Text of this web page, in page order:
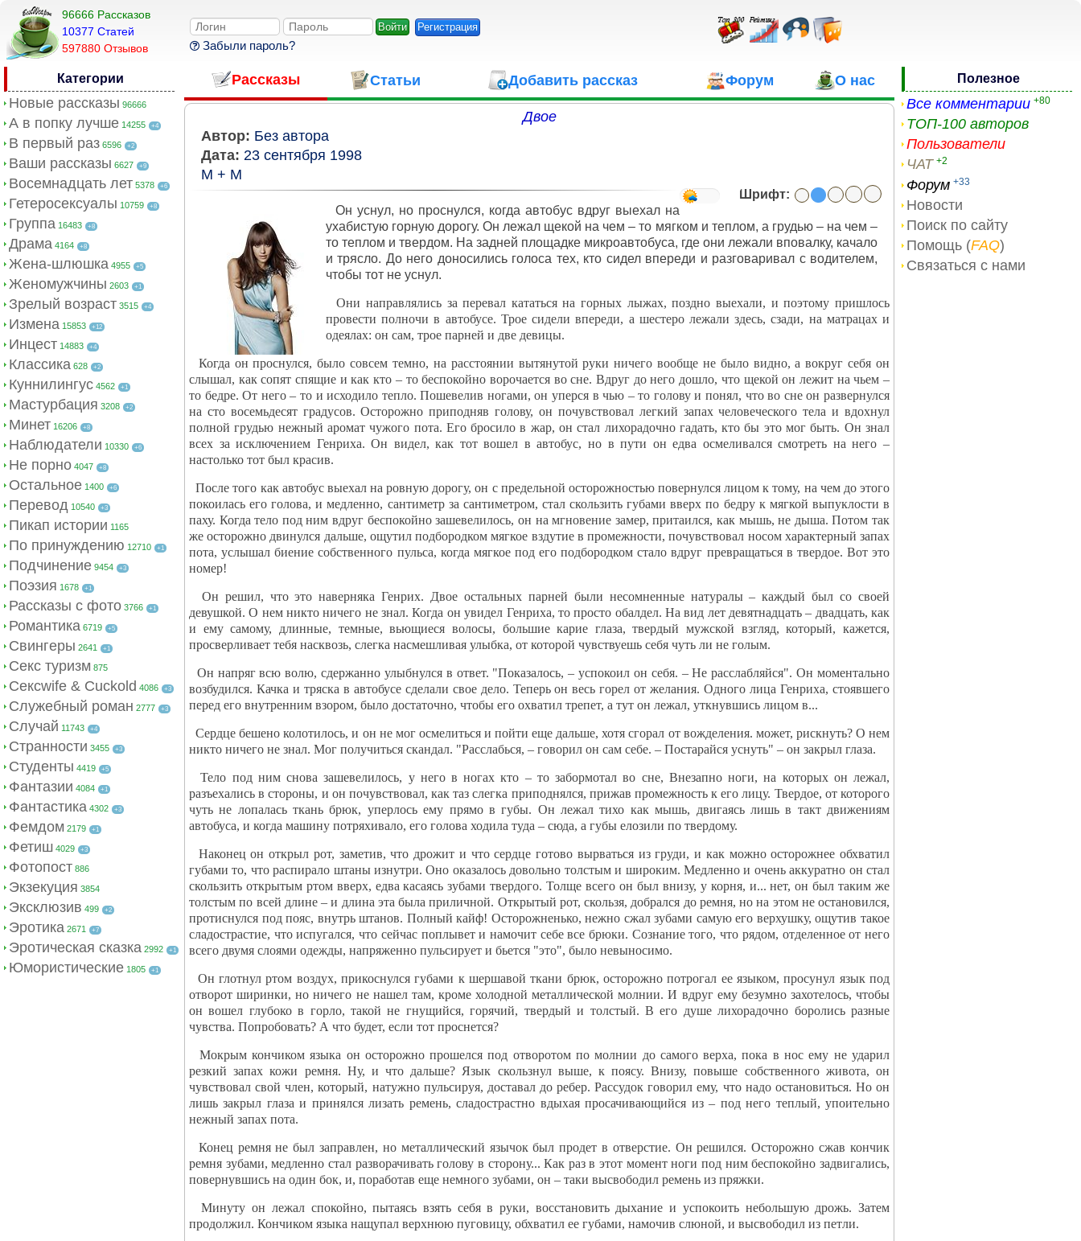
96666 Рассказов
10377 Cтатей
597880 Отзывов
Регистрация
Забыли пароль?
Категории
Новые рассказы 96666
А в попку лучше 14255 +4
В первый раз 6596 +2
Ваши рассказы 6627 +9
Восемнадцать лет 5378 +6
Гетеросексуалы 10759 +8
Группа 16483 +8
Драма 4164 +8
Жена-шлюшка 4955 +5
Женомужчины 2603 +1
Зрелый возраст 3515 +4
Измена 15853 +12
Инцест 14883 +4
Классика 628 +2
Куннилингус 4562 +1
Мастурбация 3208 +2
Минет 16206 +8
Наблюдатели 10330 +6
Не порно 4047 +8
Остальное 1400 +6
Перевод 10540 +3
Пикап истории 1165
По принуждению 12710 +1
Подчинение 9454 +3
Поэзия 1678 +1
Рассказы с фото 3766 +1
Романтика 6719 +5
Свингеры 2641 +1
Секс туризм 875
Сексwife & Cuckold 4086 +3
Служебный роман 2777 +3
Случай 11743 +4
Странности 3455 +3
Студенты 4419 +5
Фантазии 4084 +1
Фантастика 4302 +3
Фемдом 2179 +1
Фетиш 4029 +3
Фотопост 886
Экзекуция 3854
Эксклюзив 499 +2
Эротика 2671 +7
Эротическая сказка 2992 +1
Юмористические 1805 +1
Рассказы Статьи Добавить рассказ Форум О нас
Двое
Автор: Без автора
Дата: 23 сентября 1998
М + М
Шрифт:
Он уснул, но проснулся, когда автобус вдруг выехал на
ухабистую горную дорогу. Он лежал щекой на чем – то мягком и теплом, а грудью – на чем –
то теплом и твердом. На задней площадке микроавтобуса, где они лежали вповалку, качало
и трясло. До него доносились голоса тех, кто сидел впереди и разговаривал с водителем,
чтобы тот не уснул.
Они направлялись за перевал кататься на горных лыжах, поздно выехали, и поэтому пришлось
провести полночи в автобусе. Трое сидели впереди, а шестеро лежали здесь, сзади, на матрацах и
одеялах: он сам, трое парней и две девицы.
Когда он проснулся, было совсем темно, на расстоянии вытянутой руки ничего вообще не было видно, а вокруг себя он
слышал, как сопят спящие и как кто – то беспокойно ворочается во сне. Вдруг до него дошло, что щекой он лежит на чьем –
то бедре. От него – то и исходило тепло. Пошевелив ногами, он уперся в чью – то голову и понял, что во сне он развернулся
на сто восемьдесят градусов. Осторожно приподняв голову, он почувствовал легкий запах человеческого тела и вдохнул
полной грудью нежный аромат чужого пота. Его бросило в жар, он стал лихорадочно гадать, кто бы это мог быть. Он знал
всех за исключением Генриха. Он видел, как тот вошел в автобус, но в пути он едва осмеливался смотреть на него –
настолько тот был красив.
После того как автобус выехал на ровную дорогу, он с предельной осторожностью повернулся лицом к тому, на чем до этого
покоилась его голова, и медленно, сантиметр за сантиметром, стал скользить губами вверх по бедру к мягкой выпуклости в
паху. Когда тело под ним вдруг беспокойно зашевелилось, он на мгновение замер, притаился, как мышь, не дыша. Потом так
же осторожно двинулся дальше, ощутил подбородком мягкое вздутие в промежности, почувствовал носом характерный запах
пота, услышал биение собственного пульса, когда мягкое под его подбородком стало вдруг превращаться в твердое. Вот это
номер!
Он решил, что это наверняка Генрих. Двое остальных парней были несомненные натуралы – каждый был со своей
девушкой. О нем никто ничего не знал. Когда он увидел Генриха, то просто обалдел. На вид лет девятнадцать – двадцать, как
и ему самому, длинные, темные, вьющиеся волосы, большие карие глаза, твердый мужской взгляд, который, кажется,
просверливает тебя насквозь, слегка насмешливая улыбка, от которой чувствуешь себя чуть ли не голым.
Он напряг всю волю, сдержанно улыбнулся в ответ. "Показалось, – успокоил он себя. – Не расслабляйся". Он моментально
возбудился. Качка и тряска в автобусе сделали свое дело. Теперь он весь горел от желания. Одного лица Генриха, стоявшего
перед его внутренним взором, было достаточно, чтобы его охватил трепет, а тут он лежал, уткнувшись лицом в...
Сердце бешено колотилось, и он не мог осмелиться и пойти еще дальше, хотя сгорал от вожделения. может, рискнуть? О нем
никто ничего не знал. Мог получиться скандал. "Расслабься, – говорил он сам себе. – Постарайся уснуть" – он закрыл глаза.
Тело под ним снова зашевелилось, у него в ногах кто – то забормотал во сне, Внезапно ноги, на которых он лежал,
разъехались в стороны, и он почувствовал, как таз слегка приподнялся, прижав промежность к его лицу. Твердое, от которого
чуть не лопалась ткань брюк, уперлось ему прямо в губы. Он лежал тихо как мышь, двигаясь лишь в такт движениям
автобуса, и когда машину потряхивало, его голова ходила туда – сюда, а губы елозили по твердому.
Наконец он открыл рот, заметив, что дрожит и что сердце готово вырваться из груди, и как можно осторожнее обхватил
губами то, что распирало штаны изнутри. Оно оказалось довольно толстым и широким. Медленно и очень аккуратно он стал
скользить открытым ртом вверх, едва касаясь зубами твердого. Толще всего он был внизу, у корня, и... нет, он был таким же
толстым по всей длине – и длина эта была приличной. Открытый рот, скользя, добрался до ремня, но на этом не остановился,
протиснулся под пояс, внутрь штанов. Полный кайф! Осторожненько, нежно сжал зубами самую его верхушку, ощутив такое
сладострастие, что испугался, что сейчас поплывет и намочит себе все брюки. Сознание того, что рядом, отделенное от него
всего двумя слоями одежды, напряженно пульсирует и бьется "это", было невыносимо.
Он глотнул ртом воздух, прикоснулся губами к шершавой ткани брюк, осторожно потрогал ее языком, просунул язык под
отворот ширинки, но ничего не нашел там, кроме холодной металлической молнии. И вдруг ему безумно захотелось, чтобы
он вошел глубоко в горло, такой не гнущийся, горячий, твердый и толстый. В его душе лихорадочно боролись разные
чувства. Попробовать? А что будет, если тот проснется?
Мокрым кончиком языка он осторожно прошелся под отворотом по молнии до самого верха, пока в нос ему не ударил
резкий запах кожи ремня. Ну, и что дальше? Язык скользнул выше, к поясу. Внизу, повыше собственного живота, он
чувствовал свой член, который, натужно пульсируя, доставал до ребер. Рассудок говорил ему, что надо остановиться. Но он
лишь закрыл глаза и принялся лизать ремень, сладострастно вдыхая просачивающийся из – под него теплый, упоительно
нежный запах пота.
Конец ремня не был заправлен, но металлический язычок был продет в отверстие. Он решился. Осторожно сжав кончик
ремня зубами, медленно стал разворачивать голову в сторону... Как раз в этот момент ноги под ним беспокойно задвигались,
повернувшись на один бок, и, поработав еще немного зубами, он – таки высвободил ремень из пряжки.
Минуту он лежал спокойно, пытаясь взять себя в руки, восстановить дыхание и успокоить небольшую дрожь. Затем
продолжил. Кончиком языка нащупал верхнюю пуговицу, обхватил ее губами, намочив слюной, и высвободил из петли.
Полезное
Все комментарии +80
ТОП-100 авторов
Пользователи
ЧАТ +2
Форум +33
Новости
Поиск по сайту
Помощь (FAQ)
Связаться с нами